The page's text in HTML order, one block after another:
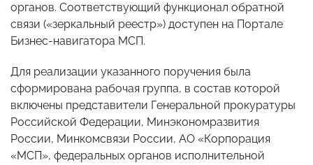
органов. Соответствующий функционал обратной
связи («зеркальный реестр») доступен на Портале
Бизнес-навигатора МСП.
Для реализации указанного поручения была
сформирована рабочая группа, в состав которой
включены представители Генеральной прокуратуры
Российской Федерации, Минэкономразвития
России, Минкомсвязи России, АО «Корпорация
«МСП», федеральных органов исполнительной